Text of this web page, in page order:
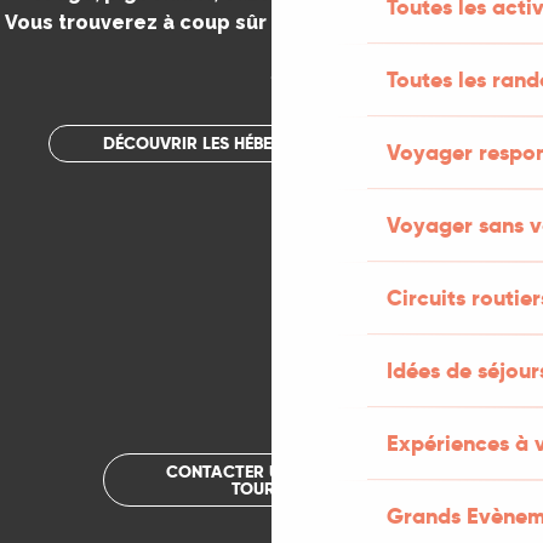
Toutes les
Toutes les
Voyager
Voyager sans
Circuits
Idées de
Expériences à
Grands
Vous trouverez à coup sûr votre bonheur dans le Lot.
.
DÉCOUVRIR LES HÉBERGEMENTS INSOLITES
CONTACTER UN OFFICE DE
TOURISME